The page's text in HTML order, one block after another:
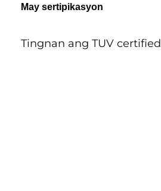
May sertipikasyon
Tingnan ang TUV certified